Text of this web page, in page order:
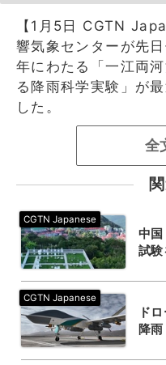
【1月5日 CGTN
響気象センターが先
年にわたる「一江両
る降雨科学実験」が
した。
全
中
試
ド
降